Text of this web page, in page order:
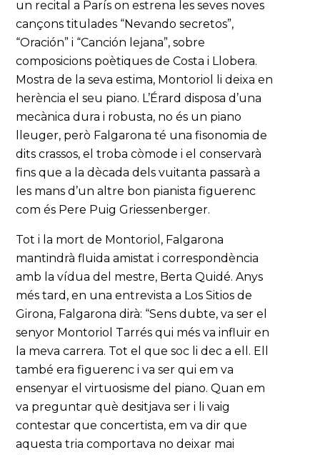
un recital a París on estrena les seves noves
cançons titulades “Nevando secretos”,
“Oración” i “Canción lejana”, sobre
composicions poètiques de Costa i Llobera.
Mostra de la seva estima, Montoriol li deixa en
herència el seu piano. L’Érard disposa d’una
mecànica dura i robusta, no és un piano
lleuger, però Falgarona té una fisonomia de
dits crassos, el troba còmode i el conservarà
fins que a la dècada dels vuitanta passarà a
les mans d’un altre bon pianista figuerenc
com és Pere Puig Griessenberger.
Tot i la mort de Montoriol, Falgarona
mantindrà fluida amistat i correspondència
amb la vídua del mestre, Berta Quidé. Anys
més tard, en una entrevista a Los Sitios de
Girona, Falgarona dirà: “Sens dubte, va ser el
senyor Montoriol Tarrés qui més va influir en
la meva carrera. Tot el que soc li dec a ell. Ell
també era figuerenc i va ser qui em va
ensenyar el virtuosisme del piano. Quan em
va preguntar què desitjava ser i li vaig
contestar que concertista, em va dir que
aquesta tria comportava no deixar mai